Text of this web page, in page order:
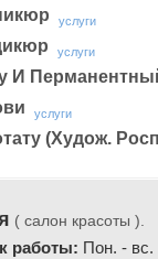
услуги
услуги
И
услуги
(худож.
( салон красоты ).
работы: Пон. - вс.